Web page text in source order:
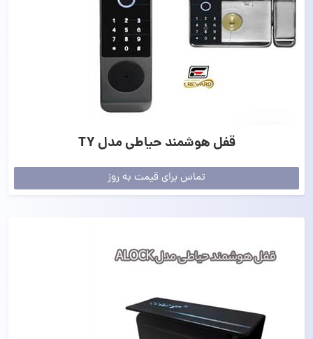
قفل هوشمند حیاطی مدل TY
تماس برای قیمت به روز